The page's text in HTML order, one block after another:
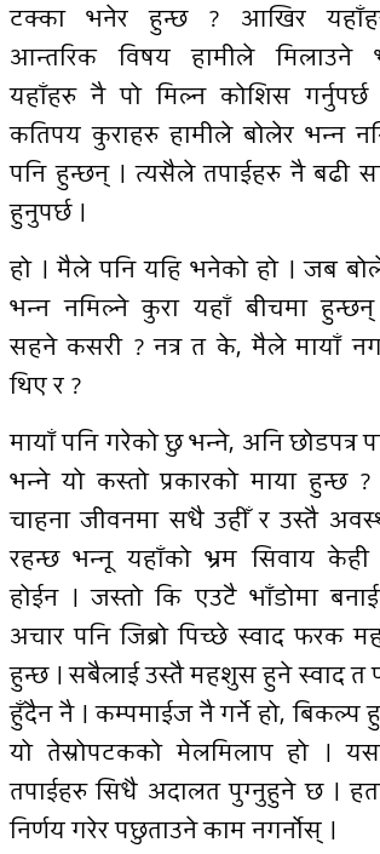
टक्का भनेर हुन्छ ? आखिर
आन्तरिक विषय हामीले मिलाउने
यहाँहरु नै पो मिल्न कोशिस
कतिपय कुराहरु हामीले बोलेर भन्न
पनि हुन्छन् । त्यसैले तपाईहरु नै बढी
हुनुपर्छ ।
हो । मैले पनि यहि भनेको हो । जब
भन्न नमिल्ने कुरा यहाँ बीचमा
सहने कसरी ? नत्र त के, मैले मायाँ
थिए र ?
मायाँ पनि गरेको छु भन्ने, अनि छोडपत्र
भन्ने यो कस्तो प्रकारको माया हुन्छ
चाहना जीवनमा सधै उहीँ र उस्तै
रहन्छ भन्नू यहाँको भ्रम सिवाय केही
होईन । जस्तो कि एउटै भाँडोमा
अचार पनि जिब्रो पिच्छे स्वाद फरक
हुन्छ । सबैलाई उस्तै महशुस हुने स्वाद त
हुँदैन नै । कम्पमाईज नै गर्ने हो, बिकल्प
यो तेस्रोपटकको मेलमिलाप हो ।
तपाईहरु सिधै अदालत पुग्नुहुने छ ।
निर्णय गरेर पछुताउने काम नगर्नाेस् ।